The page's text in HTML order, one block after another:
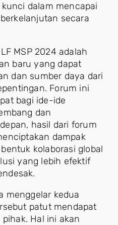
dalam mencapai
secara
MSP 2024 adalah
baru yang dapat
dan sumber daya dari
Forum ini
bagi ide-ide
dan
hasil dari forum
dampak
kolaborasi global
yang lebih efektif
menggelar kedua
patut mendapat
Hal ini akan